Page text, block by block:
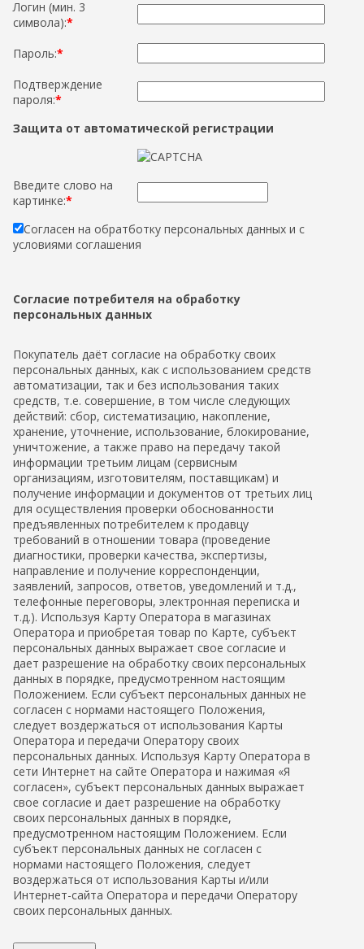
Логин (мин. 3
символа):*
Пароль:*
Подтверждение
пароля:*
Защита от автоматической регистрации
Введите слово на
картинке:*
Согласен на обратботку персональных данных и с
условиями соглашения
Согласие потребителя на обработку
персональных данных
Покупатель даёт согласие на обработку своих
персональных данных, как с использованием средств
автоматизации, так и без использования таких
средств, т.е. совершение, в том числе следующих
действий: сбор, систематизацию, накопление,
хранение, уточнение, использование, блокирование,
уничтожение, а также право на передачу такой
информации третьим лицам (сервисным
организациям, изготовителям, поставщикам) и
получение информации и документов от третьих лиц
для осуществления проверки обоснованности
предъявленных потребителем к продавцу
требований в отношении товара (проведение
диагностики, проверки качества, экспертизы,
направление и получение корреспонденции,
заявлений, запросов, ответов, уведомлений и т.д.,
телефонные переговоры, электронная переписка и
т.д.). Используя Карту Оператора в магазинах
Оператора и приобретая товар по Карте, субъект
персональных данных выражает свое согласие и
дает разрешение на обработку своих персональных
данных в порядке, предусмотренном настоящим
Положением. Если субъект персональных данных не
согласен с нормами настоящего Положения,
следует воздержаться от использования Карты
Оператора и передачи Оператору своих
персональных данных. Используя Карту Оператора в
сети Интернет на сайте Оператора и нажимая «Я
согласен», субъект персональных данных выражает
свое согласие и дает разрешение на обработку
своих персональных данных в порядке,
предусмотренном настоящим Положением. Если
субъект персональных данных не согласен с
нормами настоящего Положения, следует
воздержаться от использования Карты и/или
Интернет-сайта Оператора и передачи Оператору
своих персональных данных.